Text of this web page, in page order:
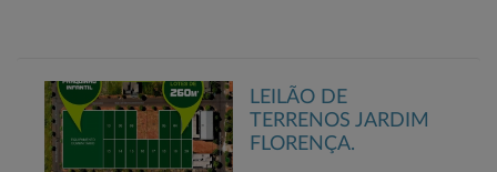
LEILÃO DE
TERRENOS JARDIM
FLORENÇA.